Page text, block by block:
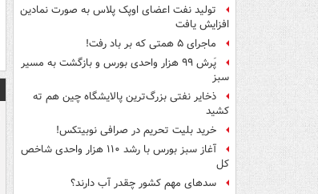
تولید نفت اعضای اوپک پلاس به صورت نمادین
افزایش یافت
ماجرای ۵ همتی که بر باد رفت!
پَرش ۹۹ هزار واحدی بورس و بازگشت به مسیر
سبز
ذخایر نفتی بزرگ‌ترین پالایشگاه چین هم ته
کشید
خرید بلیت تحریم در صرافی نوبیتکس!
آغاز سبز بورس با رشد ۱۱۰ هزار واحدی شاخص
کل
سدهای مهم کشور چقدر آب دارند؟